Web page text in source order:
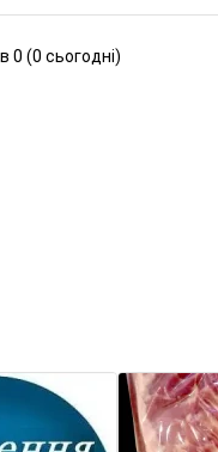
0 (0 сьогодні)